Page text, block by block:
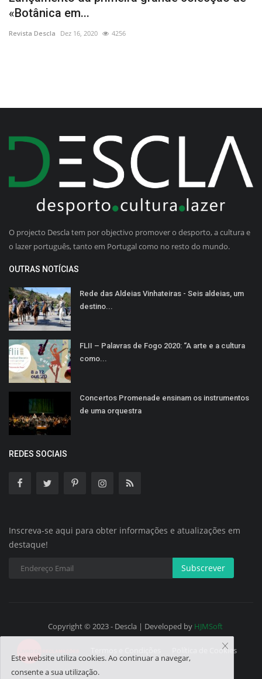
«Botânica em...
Revista Descla Dez 16, 2020 4256
O projecto Descla tem por objectivo promover o desporto, a cultura e
o lazer português, tanto em Portugal como no resto do mundo.
OUTRAS NOTÍCIAS
Rede das Aldeias Vinhateiras - Seis aldeias, um
destino...
FLII – Palavras de Fogo 2020: “A arte e a cultura
como...
Concertos Promenade ensinam os instrumentos
de uma orquestra
REDES SOCIAIS
Inscreva-se aqui para obter informações e atualizações em
destaque!
Subscrever
Copyright © 2023 - Descla | Developed by HJMSoft
Política de Cookies
Este website utiliza cookies. Ao continuar a navegar,
consente a sua utilização.